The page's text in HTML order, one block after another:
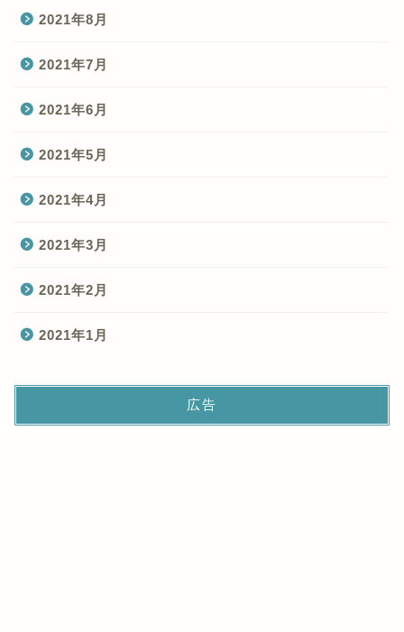
2021年8月
2021年7月
2021年6月
2021年5月
2021年4月
2021年3月
2021年2月
2021年1月
広告